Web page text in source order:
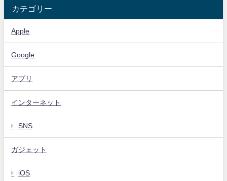
カテゴリー
Apple
Google
アプリ
インターネット
SNS
ガジェット
iOS